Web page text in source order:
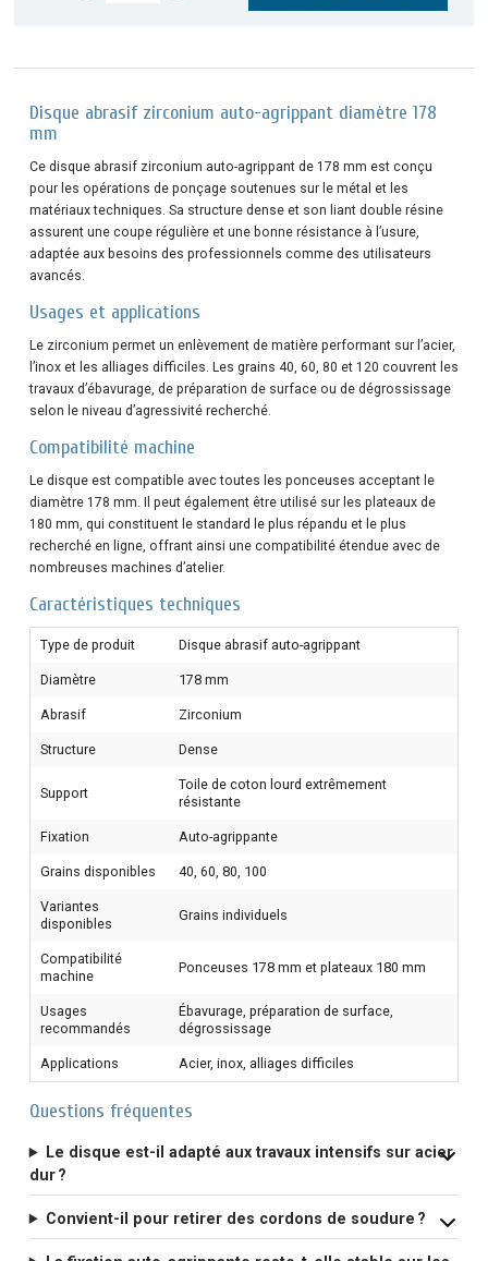
Disque abrasif zirconium auto-agrippant diamètre 178
mm
Ce disque abrasif zirconium auto-agrippant de 178 mm est conçu
pour les opérations de ponçage soutenues sur le métal et les
matériaux techniques. Sa structure dense et son liant double résine
assurent une coupe régulière et une bonne résistance à l’usure,
adaptée aux besoins des professionnels comme des utilisateurs
avancés.
Usages et applications
Le zirconium permet un enlèvement de matière performant sur l’acier,
l’inox et les alliages difficiles. Les grains 40, 60, 80 et 120 couvrent les
travaux d’ébavurage, de préparation de surface ou de dégrossissage
selon le niveau d’agressivité recherché.
Compatibilité machine
Le disque est compatible avec toutes les ponceuses acceptant le
diamètre 178 mm. Il peut également être utilisé sur les plateaux de
180 mm, qui constituent le standard le plus répandu et le plus
recherché en ligne, offrant ainsi une compatibilité étendue avec de
nombreuses machines d’atelier.
Caractéristiques techniques
Type de produit Disque abrasif auto-agrippant
Diamètre 178 mm
Abrasif Zirconium
Structure Dense
Support
Toile de coton lourd extrêmement
résistante
Fixation Auto-agrippante
Grains disponibles 40, 60, 80, 100
Variantes
disponibles
Grains individuels
Compatibilité
machine
Ponceuses 178 mm et plateaux 180 mm
Usages
recommandés
Ébavurage, préparation de surface,
dégrossissage
Applications Acier, inox, alliages difficiles
Questions fréquentes
Le disque est-il adapté aux travaux intensifs sur acier
dur ?
Convient-il pour retirer des cordons de soudure ?